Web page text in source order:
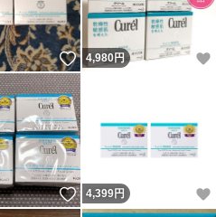
いいね！
4,980円
いいね！
4,399円